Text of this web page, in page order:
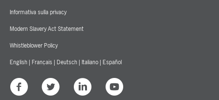
Informativa sulla privacy
Modern Slavery Act Statement
Whistleblower Policy
English | Français | Deutsch | Italiano | Español